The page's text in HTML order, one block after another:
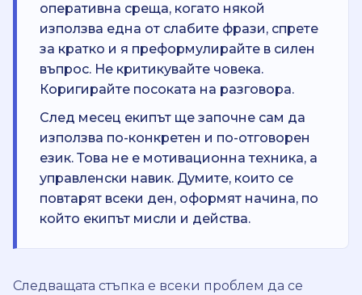
оперативна среща, когато някой
използва една от слабите фрази, спрете
за кратко и я преформулирайте в силен
въпрос. Не критикувайте човека.
Коригирайте посоката на разговора.
След месец екипът ще започне сам да
използва по-конкретен и по-отговорен
език. Това не е мотивационна техника, а
управленски навик. Думите, които се
повтарят всеки ден, оформят начина, по
който екипът мисли и действа.
Следващата стъпка е всеки проблем да се